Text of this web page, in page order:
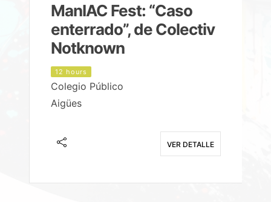
ManIAC Fest: “Caso
enterrado”, de Colectiv
Notknown
12 hours
Colegio Público
Aigües
VER DETALLE